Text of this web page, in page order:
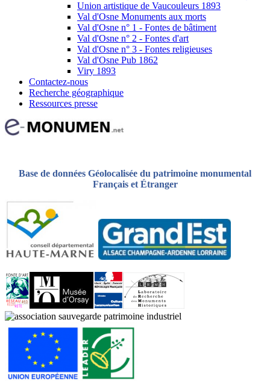
Union artistique de Vaucouleurs 1893
Val d'Osne Monuments aux morts
Val d'Osne n° 1 - Fontes de bâtiment
Val d'Osne n° 2 - Fontes d'art
Val d'Osne n° 3 - Fontes religieuses
Val d'Osne Pub 1862
Viry 1893
Contactez-nous
Recherche géographique
Ressources presse
Base de données Géolocalisée du patrimoine monumental
Français et Étranger